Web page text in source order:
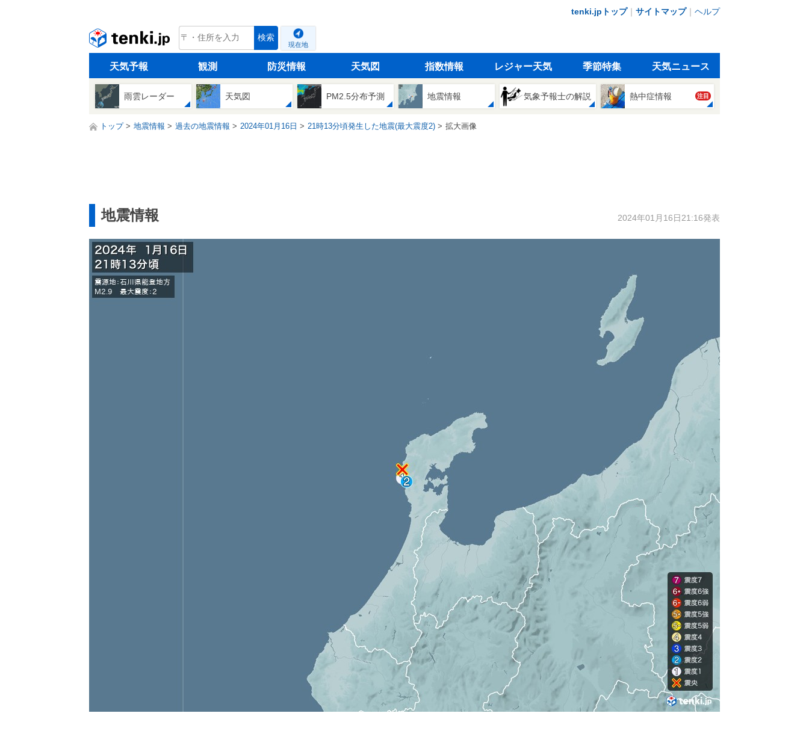
tenki.jpトップ｜ サイトマップ｜ ヘルプ
tenki.jp 検索
現在地
天気予報 観測 防災情報 天気図 指数情報 レジャー天気 季節特集 天気ニュース
雨雲レーダー 天気図 PM2.5分布予測 地震情報 気象予報士の解説 熱中症情報 注目
トップ 地震情報 過去の地震情報 2024年01月16日 21時13分頃発生した地震(最大震度2) 拡大画像
地震情報 2024年01月16日21:16発表